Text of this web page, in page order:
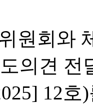
원회와
의견 전
12